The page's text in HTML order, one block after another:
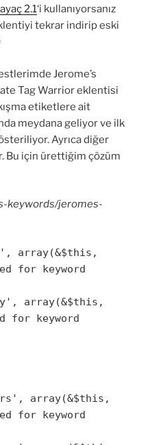
2.1‘i kullanıyorsanız
tekrar indirip eski
Jerome’s
Tag Warrior eklentisi
etiketlere ait
meydana geliyor ve ilk
Ayrıca diğer
Bu için ürettiğim çözüm
keywords/jeromes-
array(&$this,
for keyword
array(&$this,
for keyword
array(&$this,
for keyword